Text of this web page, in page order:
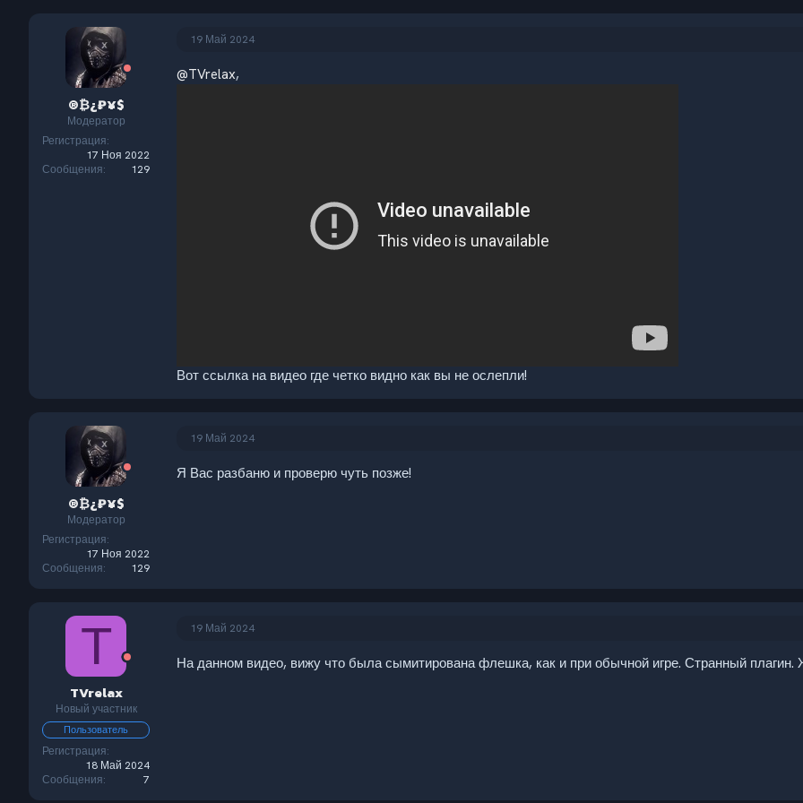
®₿¿₽¥$
Модератор
Регистрация
17 Ноя 2022
Сообщения
129
19 Май 2024
@TVrelax,
Вот ссылка на видео где четко видно как вы не ослепли!
®₿¿₽¥$
Модератор
Регистрация
17 Ноя 2022
Сообщения
129
19 Май 2024
Я Вас разбаню и проверю чуть позже!
T
TVrelax
Новый участник
Пользователь
Регистрация
18 Май 2024
Сообщения
7
19 Май 2024
На данном видео, вижу что была сымитирована флешка, как и при обычной игре. Странный плагин.